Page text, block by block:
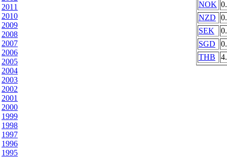
2011
2010
2009
2008
2007
2006
2005
2004
2003
2002
2001
2000
1999
1998
1997
1996
1995
NOK
NZD
SEK
SGD
THB